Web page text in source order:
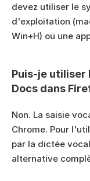
devez utiliser le
d'exploitation
Win+H) ou une
Puis-je utiliser
Docs dans
Non. La saisie
Chrome. Pour
par la dictée
alternative